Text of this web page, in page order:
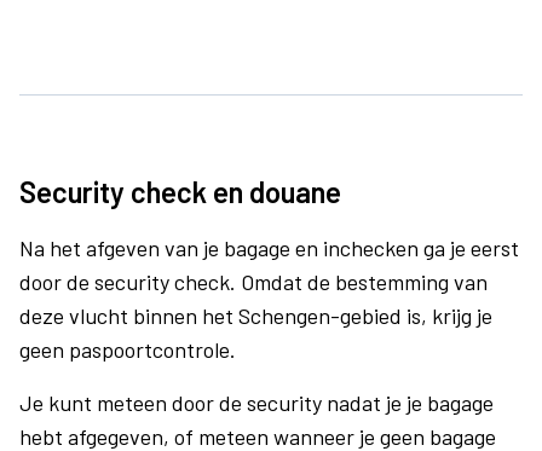
Security check en douane
Na het afgeven van je bagage en inchecken ga je eerst
door de security check. Omdat de bestemming van
deze vlucht binnen het Schengen-gebied is, krijg je
geen paspoortcontrole.
Je kunt meteen door de security nadat je je bagage
hebt afgegeven, of meteen wanneer je geen bagage